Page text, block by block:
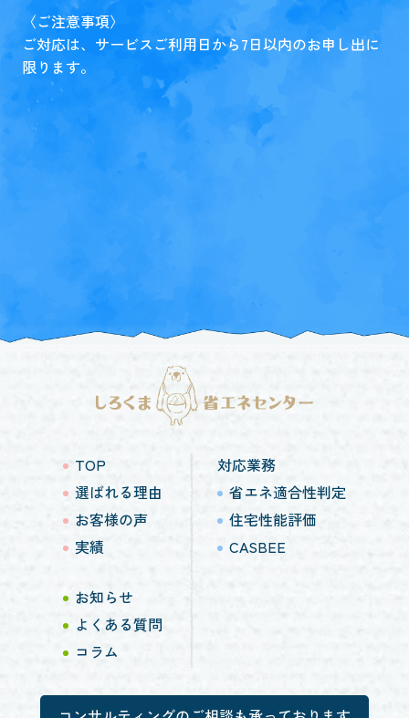
〈ご注意事項〉
ご対応は、サービスご利用日から7日以内のお申し出に
限ります。
TOP
選ばれる理由
お客様の声
実績
お知らせ
よくある質問
コラム
対応業務
省エネ適合性判定
住宅性能評価
CASBEE